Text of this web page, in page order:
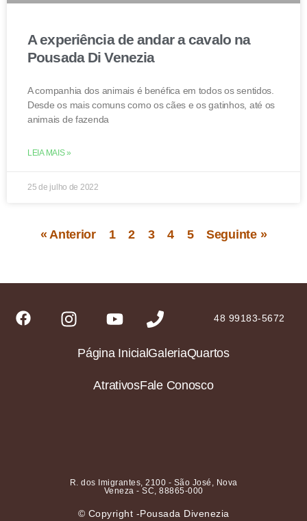
A experiência de andar a cavalo na
Pousada Di Venezia
A companhia dos animais é benéfica em todos os sentidos.
Desde os mais comuns como os cães e os gatinhos, até os
animais de fazenda
LEIA MAIS »
25 de julho de 2022
« Anterior 1 2 3 4 5 Seguinte »
48 99183-5672
Página Inicial GaleriaQuartos
AtrativosFale Conosco
© Copyright -Pousada Divenezia
R. dos Imigrantes, 2100 - São José, Nova
Veneza - SC, 88865-000